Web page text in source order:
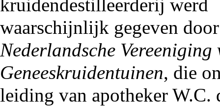
kruidendestilleerderij werd
waarschijnlijk gegeven
Nederlandsche Vereeniging
Geneeskruidentuinen, die
leiding van apotheker W.C.